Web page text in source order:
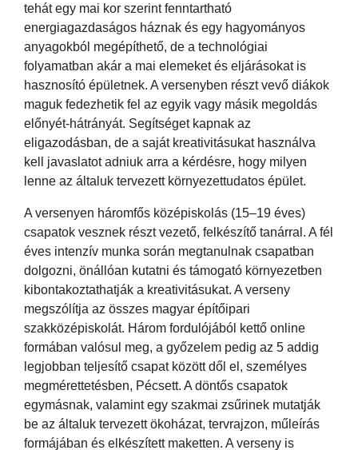
tehát egy mai kor szerint fenntartható
energiagazdaságos háznak és egy hagyományos
anyagokból megépíthető, de a technológiai
folyamatban akár a mai elemeket és eljárásokat is
hasznosító épületnek. A versenyben részt vevő diákok
maguk fedezhetik fel az egyik vagy másik megoldás
előnyét-hátrányát. Segítséget kapnak az
eligazodásban, de a saját kreativitásukat használva
kell javaslatot adniuk arra a kérdésre, hogy milyen
lenne az általuk tervezett környezettudatos épület.
A versenyen háromfős középiskolás (15–19 éves)
csapatok vesznek részt vezető, felkészítő tanárral. A fél
éves intenzív munka során megtanulnak csapatban
dolgozni, önállóan kutatni és támogató környezetben
kibontakoztathatják a kreativitásukat. A verseny
megszólítja az összes magyar építőipari
szakközépiskolát. Három fordulójából kettő online
formában valósul meg, a győzelem pedig az 5 addig
legjobban teljesítő csapat között dől el, személyes
megmérettetésben, Pécsett. A döntős csapatok
egymásnak, valamint egy szakmai zsűrinek mutatják
be az általuk tervezett ökoházat, tervrajzon, műleírás
formájában és elkészített maketten. A verseny is